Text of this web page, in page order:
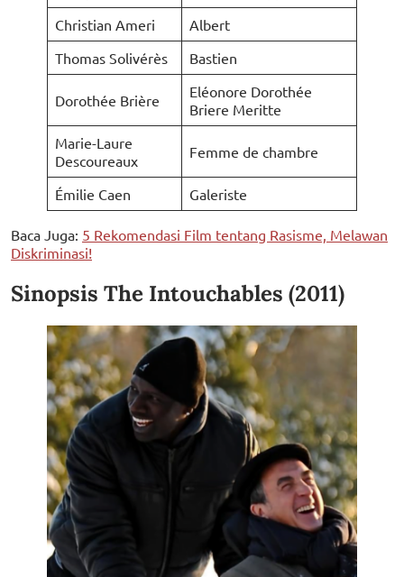
Christian Ameri
Albert
Thomas Solivérès
Bastien
Dorothée Brière
Eléonore Dorothée
Briere Meritte
Marie-Laure
Descoureaux
Femme de chambre
Émilie Caen Galeriste
Baca Juga: 5 Rekomendasi Film tentang Rasisme, Melawan
Diskriminasi!
Sinopsis The Intouchables (2011)